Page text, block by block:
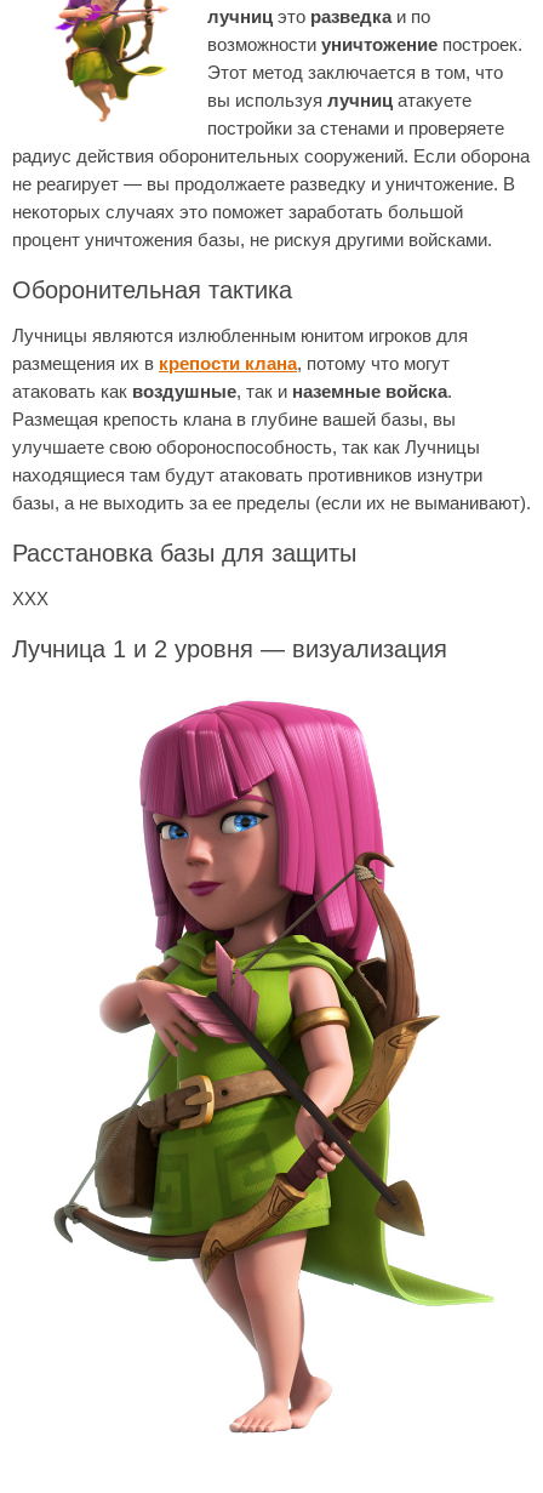
лучниц это разведкаи по
возможностиуничтожение построек.
Этот метод заключается в том, что
вы используялучниц атакуете
постройки за стенами и проверяете
радиус действия оборонительных сооружений. Если оборона
не реагирует — вы продолжаете разведку и уничтожение. В
некоторых случаях это поможет заработать большой
процент уничтожения базы, не рискуя другими войсками.
Оборонительная тактика
Лучницы являются излюбленным юнитом игроков для
размещения их в крепости клана, потому что могут
атаковать как воздушные, так и наземные войска.
Размещая крепость клана в глубине вашей базы, вы
улучшаете свою обороноспособность, так как Лучницы
находящиеся там будут атаковать противников изнутри
базы, а не выходить за ее пределы (если их не выманивают).
Расстановка базы для защиты
ХХХ
Лучница 1 и 2 уровня — визуализация